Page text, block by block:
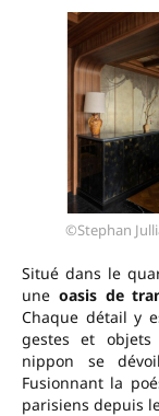
©Stephan
Situé dans le
une oasis de
Chaque détail y
gestes et objets
nippon se
Fusionnant la
parisiens depuis